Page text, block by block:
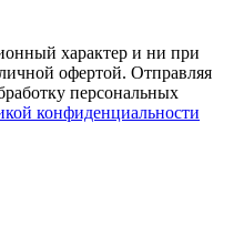
характер и ни при
офертой. Отправляя
персональных
конфиденциальности